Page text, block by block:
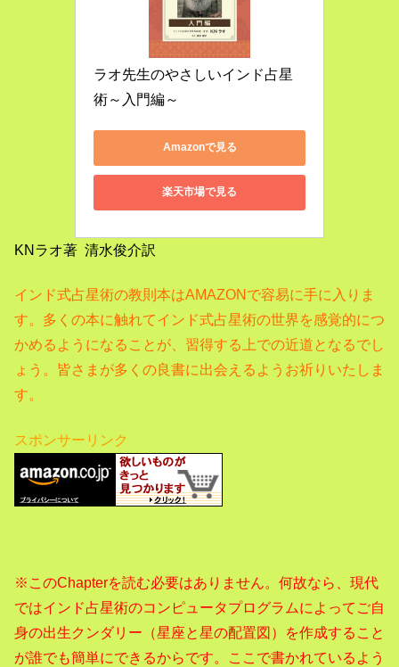
ラオ先生のやさしいインド占星
術～入門編～
Amazonで見る
楽天市場で見る
KNラオ著 清水俊介訳
インド式占星術の教則本はAMAZONで容易に手に入りま
す。 多くの本に触れてインド式占星術の世界を感覚的につ
かめるようになることが、習得する上での近道となるでし
ょう。 皆さまが多くの良書に出会えるようお祈りいたしま
す。
スポンサーリンク
※このChapterを読む必要はありません。何故なら、現代
ではインド占星術のコンピュータプログラムによってご自
身の出生クンダリー（星座と星の配置図）を作成すること
が誰でも簡単にできるからです。ここで書かれているよう